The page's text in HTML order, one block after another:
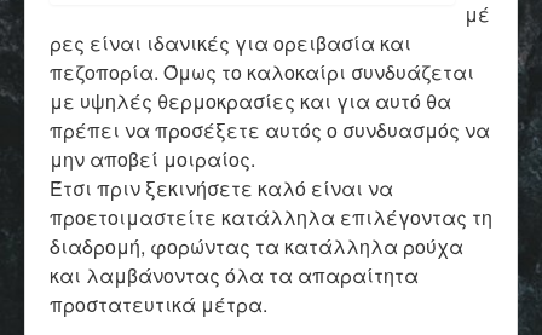
μέ
ρες είναι ιδανικές για ορειβασία και
πεζοπορία. Όμως το καλοκαίρι συνδυάζεται
με υψηλές θερμοκρασίες και για αυτό θα
πρέπει να προσέξετε αυτός ο συνδυασμός να
μην αποβεί μοιραίος.
Έτσι πριν ξεκινήσετε καλό είναι να
προετοιμαστείτε κατάλληλα επιλέγοντας τη
διαδρομή, φορώντας τα κατάλληλα ρούχα
και λαμβάνοντας όλα τα απαραίτητα
προστατευτικά μέτρα.